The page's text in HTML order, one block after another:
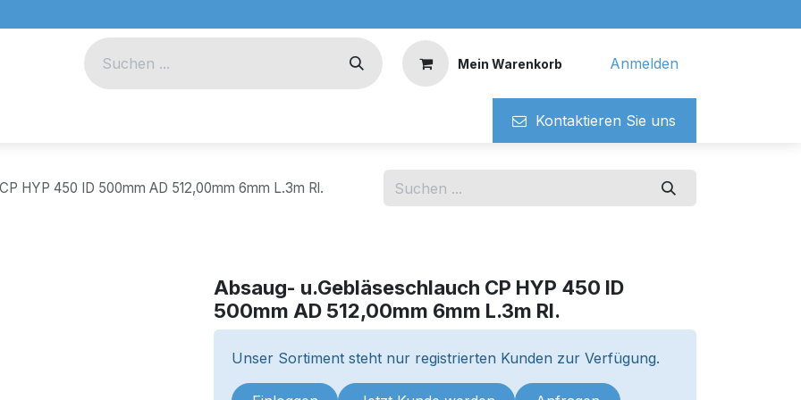
Mein Warenkorb Anmelden
Kontaktieren ​​Si​​e uns
HYP 450 ID 500mm AD 512,00mm 6mm L.3m Rl.
Absaug- u.Gebläseschlauch CP HYP 450 ID
500mm AD 512,00mm 6mm L.3m Rl.
Unser Sortiment steht nur registrierten Kunden zur Verfügung.